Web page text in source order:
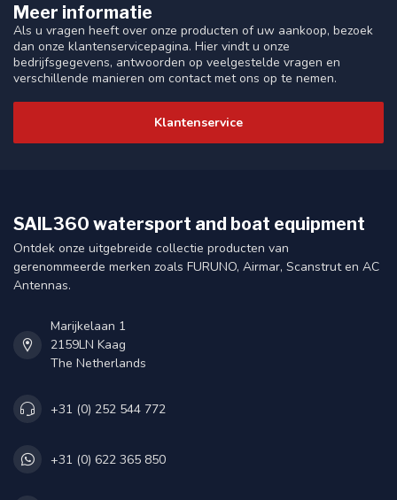
Meer informatie
Als u vragen heeft over onze producten of uw aankoop, bezoek
dan onze klantenservicepagina. Hier vindt u onze
bedrijfsgegevens, antwoorden op veelgestelde vragen en
verschillende manieren om contact met ons op te nemen.
Klantenservice
SAIL360 watersport and boat equipment
Ontdek onze uitgebreide collectie producten van
gerenommeerde merken zoals FURUNO, Airmar, Scanstrut en AC
Antennas.
Marijkelaan 1
2159LN Kaag
The Netherlands
+31 (0) 252 544 772
+31 (0) 622 365 850